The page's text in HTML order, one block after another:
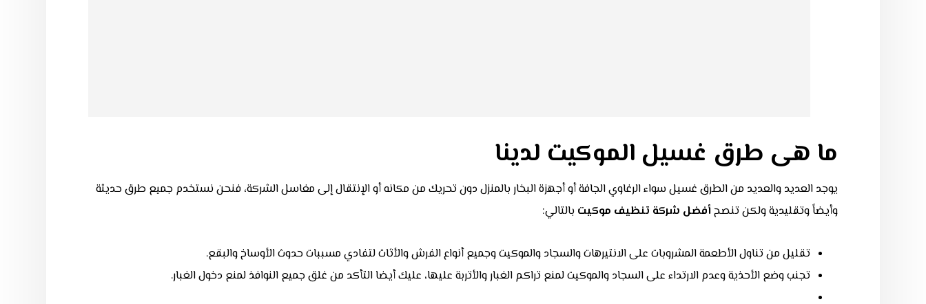
ما هى طرق غسيل الموكيت لدينا
يوجد العديد والعديد من الطرق غسيل سواء الرغاوي الجافة أو أجهزة البخار بالمنزل دون تحريك من مكانه أو الإنتقال إلى مغاسل الشركة، فنحن نستخدم جميع طرق حديثة
وأيضاً وتقليدية ولكن تنصحأفضل شركة تنظيف موكيت بالتالي:
تقليل من تناول الأطعمة المشروبات على الانتيرهات والسجاد والموكيت وجميع أنواع الفرش والأثاث لتفادي مسببات حدوث الأوساخ والبقع.
تجنب وضع الأحذية وعدم الارتداء على السجاد والموكيت لمنع تراكم الغبار والأتربة عليها، عليك أيضا التأكد من غلق جميع النوافذ لمنع دخول الغبار.